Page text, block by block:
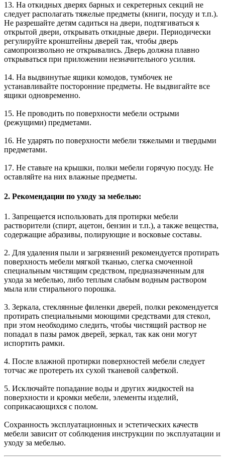
13. На откидных дверях барных и секретерных секций не
следует располагать тяжелые предметы (книги, посуду и т.п.).
Не разрешайте детям садиться на двери, подтягиваться к
открытой двери, открывать откидные двери. Периодически
регулируйте кронштейны дверей так, чтобы дверь
самопроизвольно не открывались. Дверь должна плавно
открываться при приложении незначительного усилия.
14. На выдвинутые ящики комодов, тумбочек не
устанавливайте посторонние предметы. Не выдвигайте все
ящики одновременно.
15. Не проводить по поверхности мебели острыми
(режущими) предметами.
16. Не ударять по поверхности мебели тяжелыми и твердыми
предметами.
17. Не ставьте на крышки, полки мебели горячую посуду. Не
оставляйте на них влажные предметы.
2. Рекомендации по уходу за мебелью:
1. Запрещается использовать для протирки мебели
растворители (спирт, ацетон, бензин и т.п.), а также вещества,
содержащие абразивы, полирующие и восковые составы.
2. Для удаления пыли и загрязнений рекомендуется протирать
поверхность мебели мягкой тканью, слегка смоченной
специальным чистящим средством, предназначенным для
ухода за мебелью, либо теплым слабым водным раствором
мыла или стирального порошка.
3. Зеркала, стеклянные филенки дверей, полки рекомендуется
протирать специальными моющими средствами для стекол,
при этом необходимо следить, чтобы чистящий раствор не
попадал в пазы рамок дверей, зеркал, так как они могут
испортить рамки.
4. После влажной протирки поверхностей мебели следует
тотчас же протереть их сухой тканевой салфеткой.
5. Исключайте попадание воды и других жидкостей на
поверхности и кромки мебели, элементы изделий,
соприкасающихся с полом.
Сохранность эксплуатационных и эстетических качеств
мебели зависит от соблюдения инструкции по эксплуатации и
уходу за мебелью.